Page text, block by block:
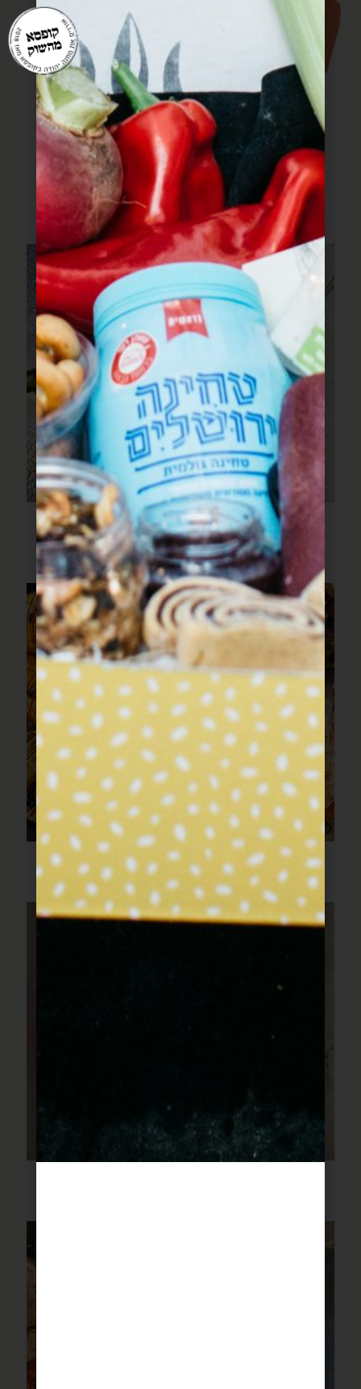
עוד מתוך חוברת
המתכונים
מתכונים שעושים שמח בלב וכיף בבטן
פילה דג עם שעועית ירוקה
ועגבניות צהובות
לברק בתנור עם כל הירקות